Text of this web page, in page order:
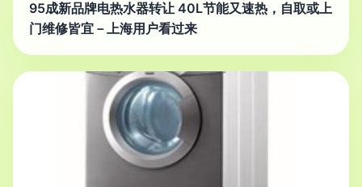
95成新品牌电热水器转让 40L节能又速热，自取或上
门维修皆宜－上海用户看过来